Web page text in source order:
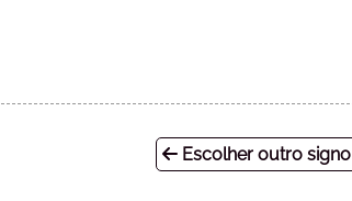
Escolher outro signo